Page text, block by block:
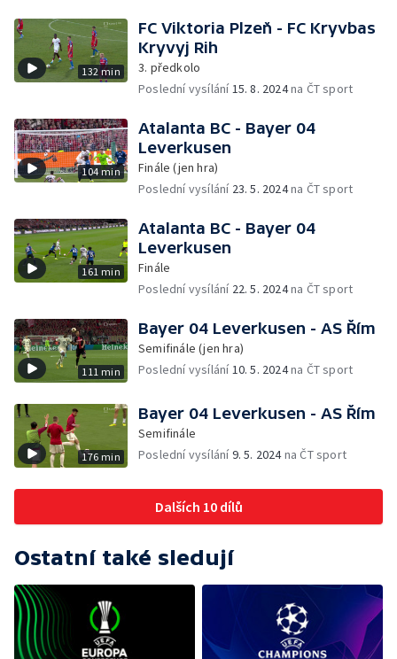
132 min
FC Viktoria Plzeň - FC Kryvbas
Kryvyj Rih
3. předkolo
Poslední vysílání15. 8. 2024na ČT sport
104 min
Atalanta BC - Bayer 04
Leverkusen
Finále (jen hra)
Poslední vysílání 23. 5. 2024na ČT sport
161 min
Atalanta BC - Bayer 04
Leverkusen
Finále
Poslední vysílání 22. 5. 2024na ČT sport
111 min
Bayer 04 Leverkusen - AS Řím
Semifinále (jen hra)
Poslední vysílání10. 5. 2024na ČT sport
176 min
Bayer 04 Leverkusen - AS Řím
Semifinále
Poslední vysílání9. 5. 2024na ČT sport
Dalších 10 dílů
Ostatní také sledují